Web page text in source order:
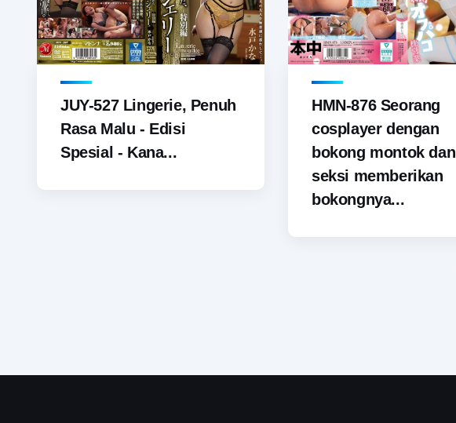
JUY-527 Lingerie, Penuh
Rasa Malu - Edisi
Spesial - Kana...
HMN-876 Seorang
cosplayer dengan
bokong montok dan
seksi memberikan
bokongnya...